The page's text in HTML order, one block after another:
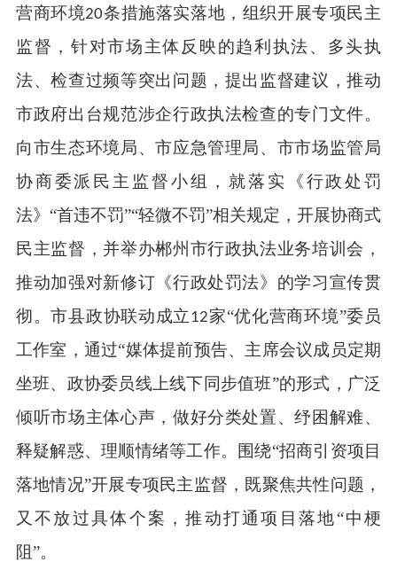
营商环境20条措施落实落地，组织开展专项民主
监督，针对市场主体反映的趋利执法、多头执
法、检查过频等突出问题，提出监督建议，推动
市政府出台规范涉企行政执法检查的专门文件。
向市生态环境局、市应急管理局、市市场监管局
协商委派民主监督小组，就落实《行政处罚
法》“首违不罚”“轻微不罚”相关规定，开展协商式
民主监督，并举办郴州市行政执法业务培训会，
推动加强对新修订《行政处罚法》的学习宣传贯
彻。市县政协联动成立 12家“优化营商环境”委员
工作室，通过“媒体提前预告、主席会议成员定期
坐班、政协委员线上线下同步值班”的形式，广泛
倾听市场主体心声，做好分类处置、纾困解难、
释疑解惑、理顺情绪等工作。围绕“招商引资项目
落地情况”开展专项民主监督，既聚焦共性问题，
又不放过具体个案，推动打通项目落地“中梗
阻”。